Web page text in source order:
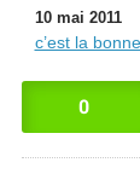
10 mai 2011
c’est la
0